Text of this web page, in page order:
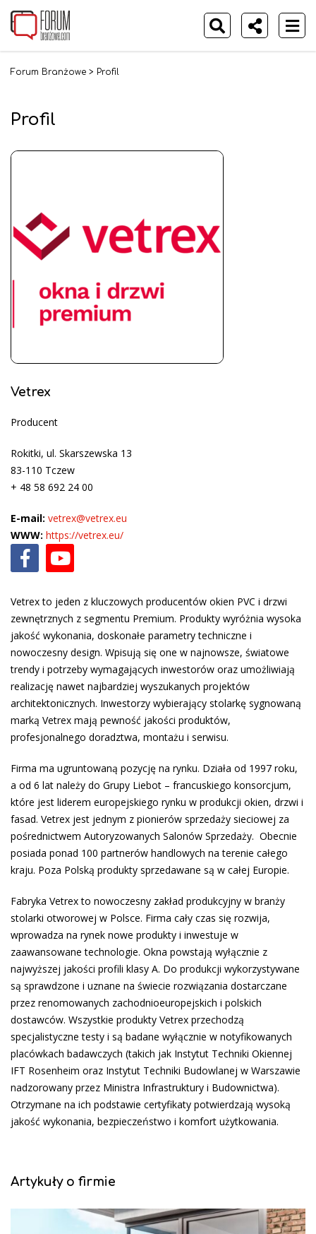
Forum Branżowe > Profil
Profil
Vetrex
Producent
Rokitki, ul. Skarszewska 13
83-110 Tczew
+ 48 58 692 24 00
E-mail: vetrex@vetrex.eu
WWW: https://vetrex.eu/
Vetrex to jeden z kluczowych producentów okien PVC i drzwi
zewnętrznych z segmentu Premium. Produkty wyróżnia wysoka
jakość wykonania, doskonałe parametry techniczne i
nowoczesny design. Wpisują się one w najnowsze, światowe
trendy i potrzeby wymagających inwestorów oraz umożliwiają
realizację nawet najbardziej wyszukanych projektów
architektonicznych. Inwestorzy wybierający stolarkę sygnowaną
marką Vetrex mają pewność jakości produktów,
profesjonalnego doradztwa, montażu i serwisu.
Firma ma ugruntowaną pozycję na rynku. Działa od 1997 roku,
a od 6 lat należy do Grupy Liebot – francuskiego konsorcjum,
które jest liderem europejskiego rynku w produkcji okien, drzwi i
fasad. Vetrex jest jednym z pionierów sprzedaży sieciowej za
pośrednictwem Autoryzowanych Salonów Sprzedaży. Obecnie
posiada ponad 100 partnerów handlowych na terenie całego
kraju. Poza Polską produkty sprzedawane są w całej Europie.
Fabryka Vetrex to nowoczesny zakład produkcyjny w branży
stolarki otworowej w Polsce. Firma cały czas się rozwija,
wprowadza na rynek nowe produkty i inwestuje w
zaawansowane technologie. Okna powstają wyłącznie z
najwyższej jakości profili klasy A. Do produkcji wykorzystywane
są sprawdzone i uznane na świecie rozwiązania dostarczane
przez renomowanych zachodnioeuropejskich i polskich
dostawców. Wszystkie produkty Vetrex przechodzą
specjalistyczne testy i są badane wyłącznie w notyfikowanych
placówkach badawczych (takich jak Instytut Techniki Okiennej
IFT Rosenheim oraz Instytut Techniki Budowlanej w Warszawie
nadzorowany przez Ministra Infrastruktury i Budownictwa).
Otrzymane na ich podstawie certyfikaty potwierdzają wysoką
jakość wykonania, bezpieczeństwo i komfort użytkowania.
Artykuły o firmie